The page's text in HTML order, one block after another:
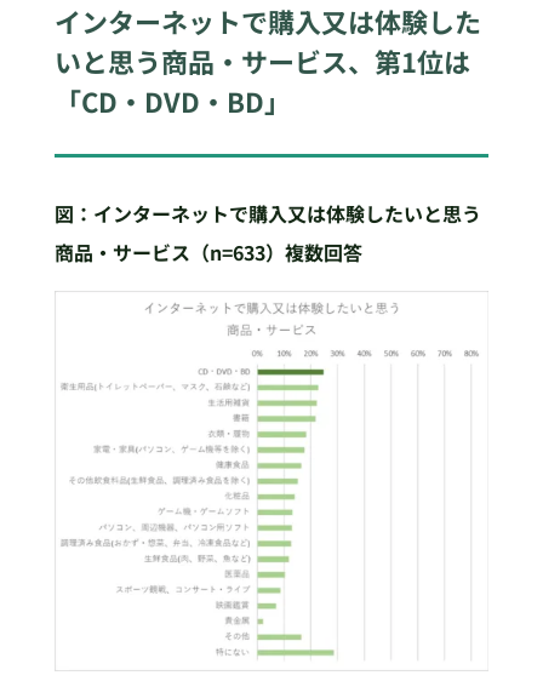
インターネットで購入又は体験した
いと思う商品・サービス、第1位は
「CD・DVD・BD」
図：インターネットで購入又は体験したいと思う
商品・サービス（n=633）複数回答